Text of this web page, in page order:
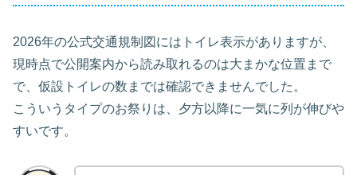
2026年の公式交通規制図にはトイレ表示がありますが、
現時点で公開案内から読み取れるのは大まかな位置まで
で、仮設トイレの数までは確認できませんでした。
こういうタイプのお祭りは、夕方以降に一気に列が伸びや
すいです。